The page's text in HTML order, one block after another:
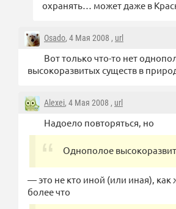
охранять… может даже в
Osado, 4 Мая 2008 , url
Вот только что-то нет
высокоразвитых существ в
Alexei, 4 Мая 2008 , url
Надоело повторяться, но
Однополое
— это не кто иной (или иная),
более что